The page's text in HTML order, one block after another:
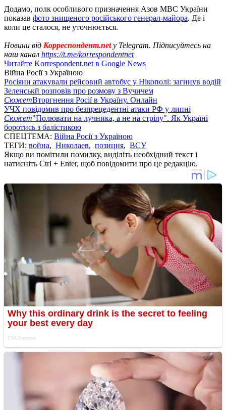
Додамо, полк особливого призначення Азов МВС України
показав фото знищеного російського генерал-майора. Де і
коли це сталося, не уточнюється.
Новини від Корреспондент.netу Telegram. Підписуйтесь на
наш канал https://t.me/korrespondentnet
Читайте Korrespondent.net в Google News
Війна Росії з Україною
Росіяни атакували рейсовий автобус у Нікополі: загинув водій
Зеленськй розповів про розмову з Вучичем
СюжетВторгнення Росії в Україну. Онлайн
УЧХ повідомив про безпрецедентні атаки РФ у липні
Сюжет"Полювати на лучника, а не на стрілу". Як Україні
боротись з балістикою
СПЕЦТЕМА: Війна Росії з Україною
ТЕГИ: война, Николаев, позиция, ВСУ
Якщо ви помітили помилку, виділіть необхідний текст і
натисніть Ctrl + Enter, щоб повідомити про це редакцію.